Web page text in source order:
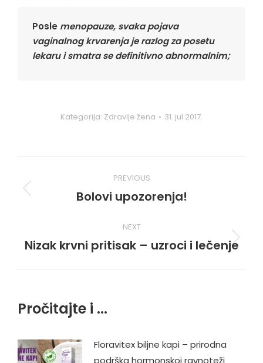
Posle menopauze, svaka pojava
vaginalnog krvarenja je razlog za posetu
lekaru i smatra se definitivno abnormalnim;
Kategorija: Zdravlje žena 31. jul 2017.
navigation
PREVIOUS
Previous
Bolovi upozorenja!
NEXT
Next
Nizak krvni pritisak – uzroci i lečenje
Pročitajte i ...
Floravitex biljne kapi – prirodna
podrška hormonskoj ravnoteži